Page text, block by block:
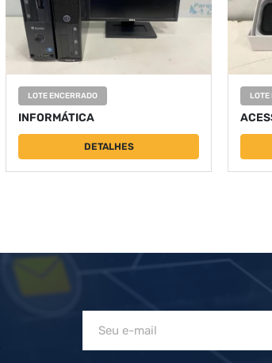
LOTE ENCERRADO
INFORMÁTICA
DETALHES